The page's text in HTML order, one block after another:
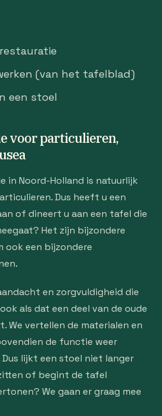
(van het tafelblad)
een stoel
voor particulieren,
in Noord-Holland is natuurlijk
Dus heeft u een
of dineert u aan een tafel die
Het zijn bijzondere
ook een bijzondere
en zorgvuldigheid die
als dat een deel van de oude
We vertellen de materialen en
de functie weer
lijkt een stoel niet langer
of begint de tafel
We gaan er graag mee